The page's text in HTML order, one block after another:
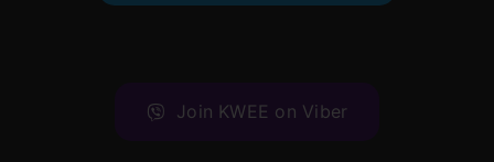
Join KWEE on Viber